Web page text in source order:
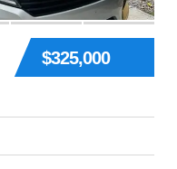
$325,000